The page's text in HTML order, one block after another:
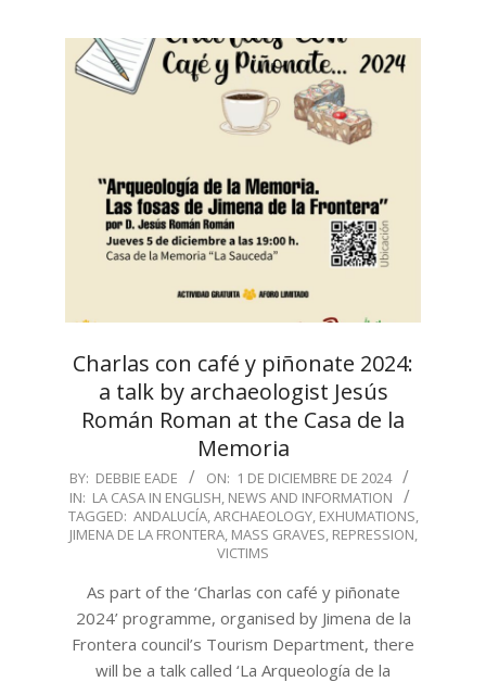
Charlas con café y piñonate 2024:
a talk by archaeologist Jesús
Román Roman at the Casa de la
Memoria
2024-
12-
01
BY: DEBBIE EADE ON: 1 DE DICIEMBRE DE 2024
IN: LA CASA IN ENGLISH, NEWS AND INFORMATION
TAGGED: ANDALUCÍA,ARCHAEOLOGY, EXHUMATIONS,
JIMENA DE LA FRONTERA, MASS GRAVES, REPRESSION,
VICTIMS
As part of the ‘Charlas con café y piñonate
2024’ programme, organised by Jimena de la
Frontera council’s Tourism Department, there
will be a talk called ‘La Arqueología de la